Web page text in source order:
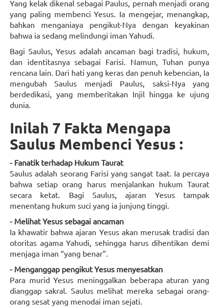
Yang kelak dikenal sebagai Paulus, pernah menjadi orang
yang paling membenci Yesus. Ia mengejar, menangkap,
bahkan menganiaya pengikut-Nya dengan keyakinan
bahwa ia sedang melindungi iman Yahudi.
Bagi Saulus, Yesus adalah ancaman bagi tradisi, hukum,
dan identitasnya sebagai Farisi. Namun, Tuhan punya
rencana lain. Dari hati yang keras dan penuh kebencian, Ia
mengubah Saulus menjadi Paulus, saksi-Nya yang
berdedikasi, yang memberitakan Injil hingga ke ujung
dunia.
Inilah 7 Fakta Mengapa
Saulus Membenci Yesus :
- Fanatik terhadap Hukum Taurat
Saulus adalah seorang Farisi yang sangat taat. Ia percaya
bahwa setiap orang harus menjalankan hukum Taurat
secara ketat. Bagi Saulus, ajaran Yesus tampak
menentang hukum suci yang ia junjung tinggi.
- Melihat Yesus sebagai ancaman
Ia khawatir bahwa ajaran Yesus akan merusak tradisi dan
otoritas agama Yahudi, sehingga harus dihentikan demi
menjaga iman “yang benar”.
- Menganggap pengikut Yesus menyesatkan
Para murid Yesus meninggalkan beberapa aturan yang
dianggap sakral. Saulus melihat mereka sebagai orang-
orang sesat yang menodai iman sejati.